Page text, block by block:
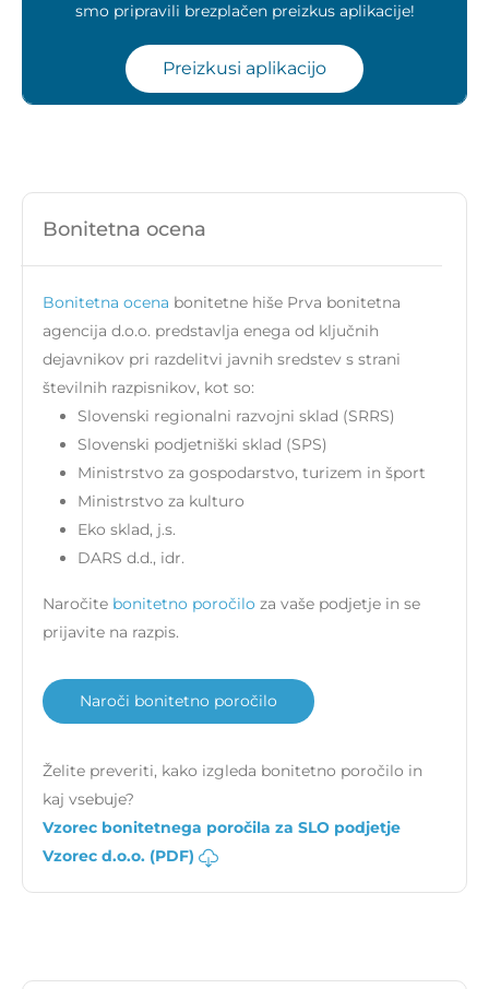
smo pripravili brezplačen preizkus aplikacije!
Preizkusi aplikacijo
Bonitetna ocena
Bonitetna ocena bonitetne hiše Prva bonitetna
agencija d.o.o. predstavlja enega od ključnih
dejavnikov pri razdelitvi javnih sredstev s strani
številnih razpisnikov, kot so:
Slovenski regionalni razvojni sklad (SRRS)
Slovenski podjetniški sklad (SPS)
Ministrstvo za gospodarstvo, turizem in šport
Ministrstvo za kulturo
Eko sklad, j.s.
DARS d.d., idr.
Naročite bonitetno poročilo za vaše podjetje in se
prijavite na razpis.
Naroči bonitetno poročilo
Želite preveriti, kako izgleda bonitetno poročilo in
kaj vsebuje?
Vzorec bonitetnega poročila za SLO podjetje
Vzorec d.o.o. (PDF)